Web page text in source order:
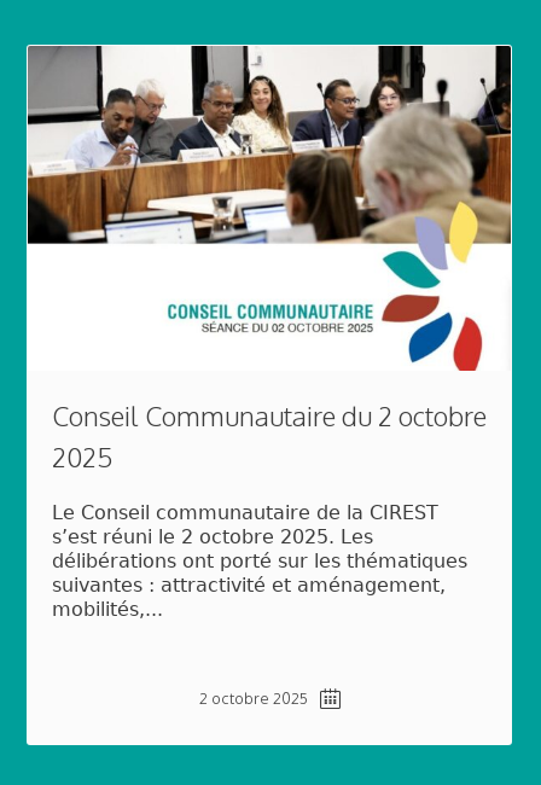
Conseil Communautaire du 2 octobre
2025
Le Conseil communautaire de la CIREST
s’est réuni le 2 octobre 2025. Les
délibérations ont porté sur les thématiques
suivantes : attractivité et aménagement,
mobilités,...
2 octobre 2025